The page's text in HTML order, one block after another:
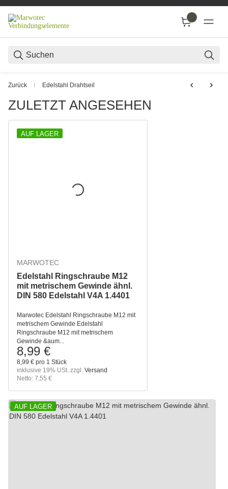
Zurück Edelstahl Drahtseil
ZULETZT ANGESEHEN
AUF LAGER
MARWOTEC
Edelstahl Ringschraube M12
mit metrischem Gewinde ähnl.
DIN 580 Edelstahl V4A 1.4401
Marwotec Edelstahl Ringschraube M12 mit
metrischem Gewinde Edelstahl
Ringschraube M12 mit metrischem
Gewinde &aum...
8,99 €
8,99 € pro 1 Stück
inklusive 19% USt. zzgl. Versand
Netto: 7,55 €
AUF LAGER